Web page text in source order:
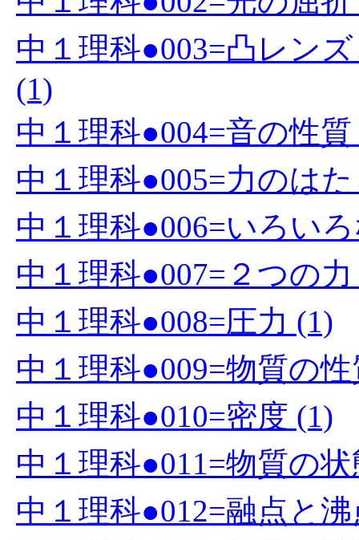
中１理科●003=凸レン
(1)
中１理科●004=音の性質
中１理科●005=力のは
中１理科●006=いろい
中１理科●007=２つの力
中１理科●008=圧力 (1)
中１理科●009=物質の性
中１理科●010=密度 (1)
中１理科●011=物質の
中１理科●012=融点と沸